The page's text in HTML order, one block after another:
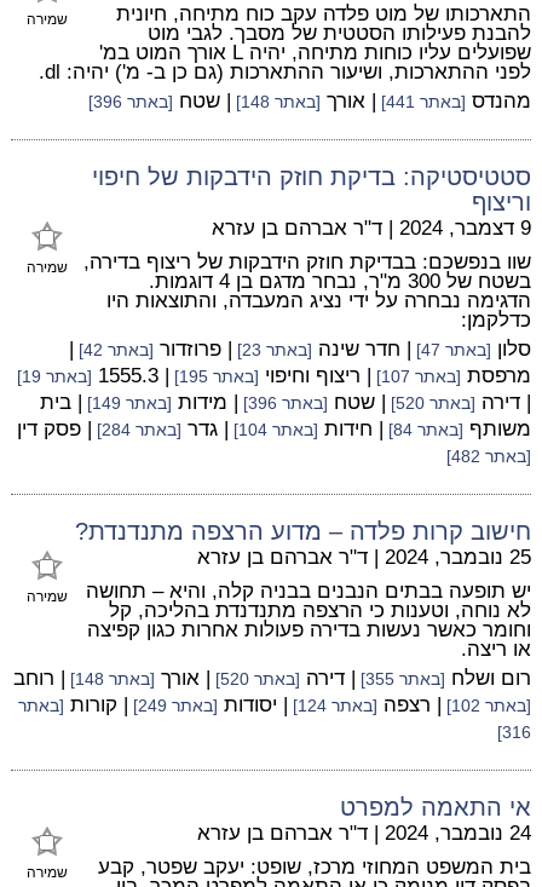
שמירה
התארכותו של מוט פלדה עקב כוח מתיחה, חיונית
להבנת פעילותו הסטטית של מסבך. לגבי מוט
שפועלים עליו כוחות מתיחה, יהיה L אורך המוט במ'
לפני ההתארכות, ושיעור ההתארכות (גם כן ב- מ') יהיה: dl.
מהנדס [באתר 441] | אורך [באתר 148] | שטח [באתר 396]
סטטיסטיקה: בדיקת חוזק הידבקות של חיפוי
וריצוף
שמירה
9 דצמבר, 2024 | ד"ר אברהם בן עזרא
שוו בנפשכם: בבדיקת חוזק הידבקות של ריצוף בדירה,
בשטח של 300 מ"ר, נבחר מדגם בן 4 דוגמות.
הדגימה נבחרה על ידי נציג המעבדה, והתוצאות היו
כדלקמן:
סלון [באתר 47] | חדר שינה [באתר 23] | פרוזדור [באתר 42]
|
מרפסת [באתר 107] | ריצוף וחיפוי [באתר 195] | 1555.3 [באתר 19]
| דירה [באתר 520] | שטח [באתר 396] | מידות [באתר 149]
| בית
משותף [באתר 84] | חידות [באתר 104] | גדר [באתר 284] | פסק דין
[באתר 482]
חישוב קרות פלדה – מדוע הרצפה מתנדנדת?
שמירה
25 נובמבר, 2024 | ד"ר אברהם בן עזרא
יש תופעה בבתים הנבנים בבניה קלה, והיא – תחושה
לא נוחה, וטענות כי הרצפה מתנדנדת בהליכה, קל
וחומר כאשר נעשות בדירה פעולות אחרות כגון קפיצה
או ריצה.
רום ושלח [באתר 355] | דירה [באתר 520] | אורך [באתר 148] | רוחב
[באתר 102] | רצפה [באתר 124] | יסודות [באתר 249] | קורות [באתר
316]
אי התאמה למפרט
שמירה
24 נובמבר, 2024 | ד"ר אברהם בן עזרא
בית המשפט המחוזי מרכז, שופט: יעקב שפטר, קבע